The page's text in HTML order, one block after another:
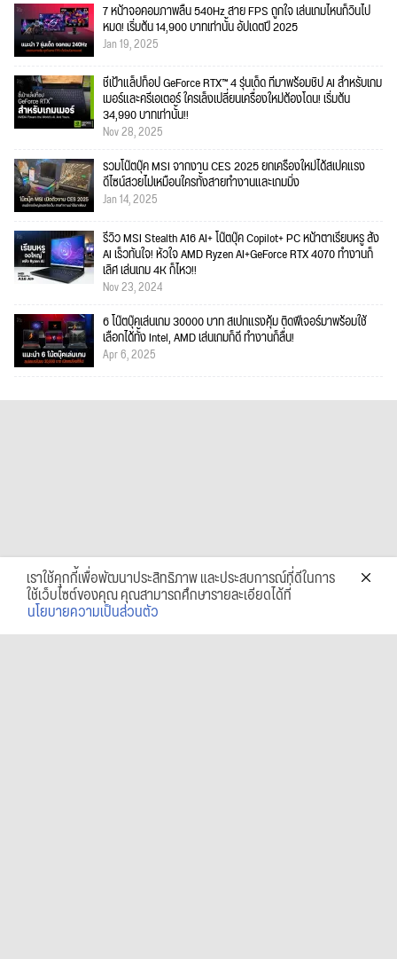
7 หน้าจอคอมภาพลื่น 540Hz สาย FPS ถูกใจ เล่นเกมไหนก็วินไป
หมด! เริ่มต้น 14,900 บาทเท่านั้น อัปเดตปี 2025
Jan 19, 2025
ชี้เป้าแล็ปท็อป GeForce RTX™ 4 รุ่นเด็ด ที่มาพร้อมชิป AI สำหรับเกม
เมอร์และครีเอเตอร์ ใครเล็งเปลี่ยนเครื่องใหม่ต้องโดน! เริ่มต้น
34,990 บาทเท่านั้น!!
Nov 28, 2025
รวมโน๊ตบุ๊ค MSI จากงาน CES 2025 ยกเครื่องใหม่ได้สเปคแรง
ดีไซน์สวยไม่เหมือนใครทั้งสายทำงานและเกมมิ่ง
Jan 14, 2025
รีวิว MSI Stealth A16 AI+ โน๊ตบุ๊ค Copilot+ PC หน้าตาเรียบหรู สั่ง
AI เร็วทันใจ! หัวใจ AMD Ryzen AI+GeForce RTX 4070 ทำงานก็
เลิศ เล่นเกม 4K ก็ไหว!!
Nov 23, 2024
6 โน๊ตบุ๊คเล่นเกม 30000 บาท สเปกแรงคุ้ม ติดฟีเจอร์มาพร้อมใช้
เลือกได้ทั้ง Intel, AMD เล่นเกมก็ดี ทำงานก็ลื่น!
Apr 6, 2025
เราใช้คุกกี้เพื่อพัฒนาประสิทธิภาพ และประสบการณ์ที่ดีในการ
ใช้เว็บไซต์ของคุณ คุณสามารถศึกษารายละเอียดได้ที่
นโยบายความเป็นส่วนตัว